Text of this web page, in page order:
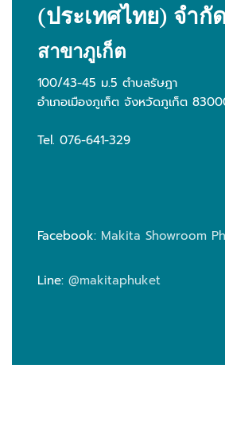
(ประเทศไทย) จำกั
สาขาภูเก็ต
100/43-45 ม.5 ตำบลรัษฎา
อำเภอเมืองภูเก็ต จังหวัดภูเก็ต
Tel. 076-641-329
Facebook: Makita Showroom
Line: @makitaphuket